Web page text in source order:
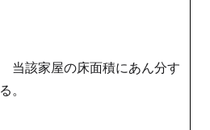
当該家屋の床面積にあん分す
る。